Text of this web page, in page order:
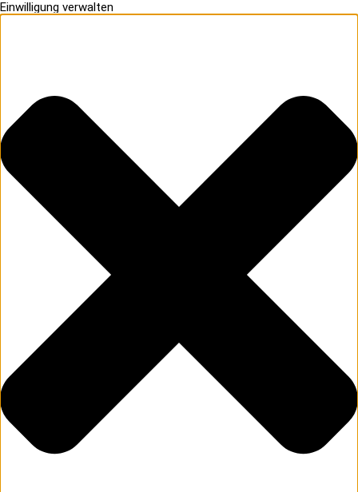
Einwilligung verwalten